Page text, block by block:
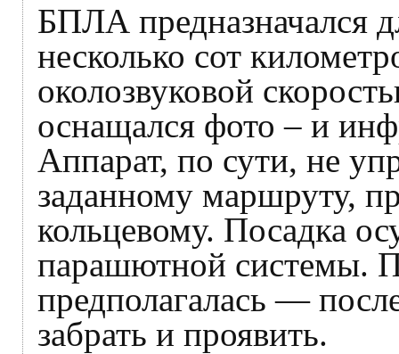
БПЛА предназначался
несколько сот
околозвуковой
оснащался фото – и
Аппарат, по сути, не
заданному маршруту,
кольцевому. Посадка
парашютной системы.
предполагалась —
забрать и проявить.